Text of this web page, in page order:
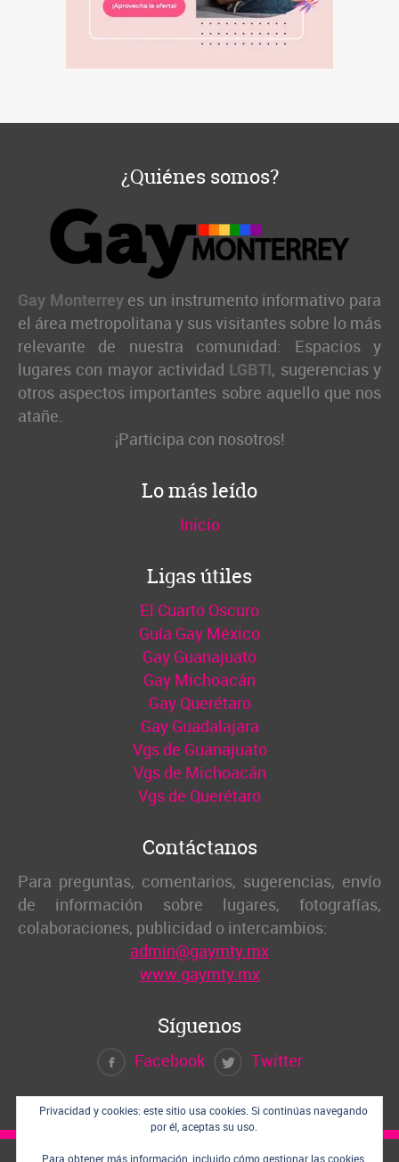
¿Quiénes somos?
Gay Monterreyes un instrumento informativo para
el área metropolitana y sus visitantes sobre lo más
relevante de nuestra comunidad: Espacios y
lugares con mayor actividad LGBTI, sugerencias y
otros aspectos importantes sobre aquello que nos
atañe.
¡Participa con nosotros!
Lo más leído
Inicio
Ligas útiles
El Cuarto Oscuro
Guía Gay México
Gay Guanajuato
Gay Michoacán
Gay Querétaro
Gay Guadalajara
Vgs de Guanajuato
Vgs de Michoacán
Vgs de Querétaro
Contáctanos
Para preguntas, comentarios, sugerencias, envío
de información sobre lugares, fotografías,
colaboraciones, publicidad o intercambios:
admin@gaymty.mx
www.gaymty.mx
Síguenos
Facebook Twitter
Privacidad y cookies: este sitio usa cookies. Si continúas navegando
por él, aceptas su uso.
Para obtener más información, incluido cómo gestionar las cookies,